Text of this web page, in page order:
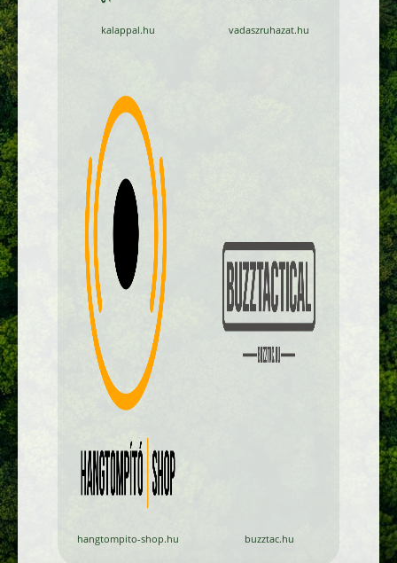
kalappal.hu vadaszruhazat.hu
hangtompito-shop.hu buzztac.hu